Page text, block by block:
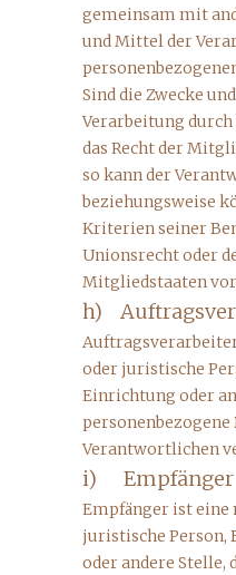
gemeinsam mit
und Mittel der
Sind die Zwecke
Verarbeitung
das Recht der
so kann der
beziehungsweise
Kriterien seiner
Unionsrecht oder
Mitgliedstaaten
h)
oder juristische
Einrichtung oder
Verantwortlichen
i) Empfänger
Empfänger ist
juristische Person,
oder andere Stelle,